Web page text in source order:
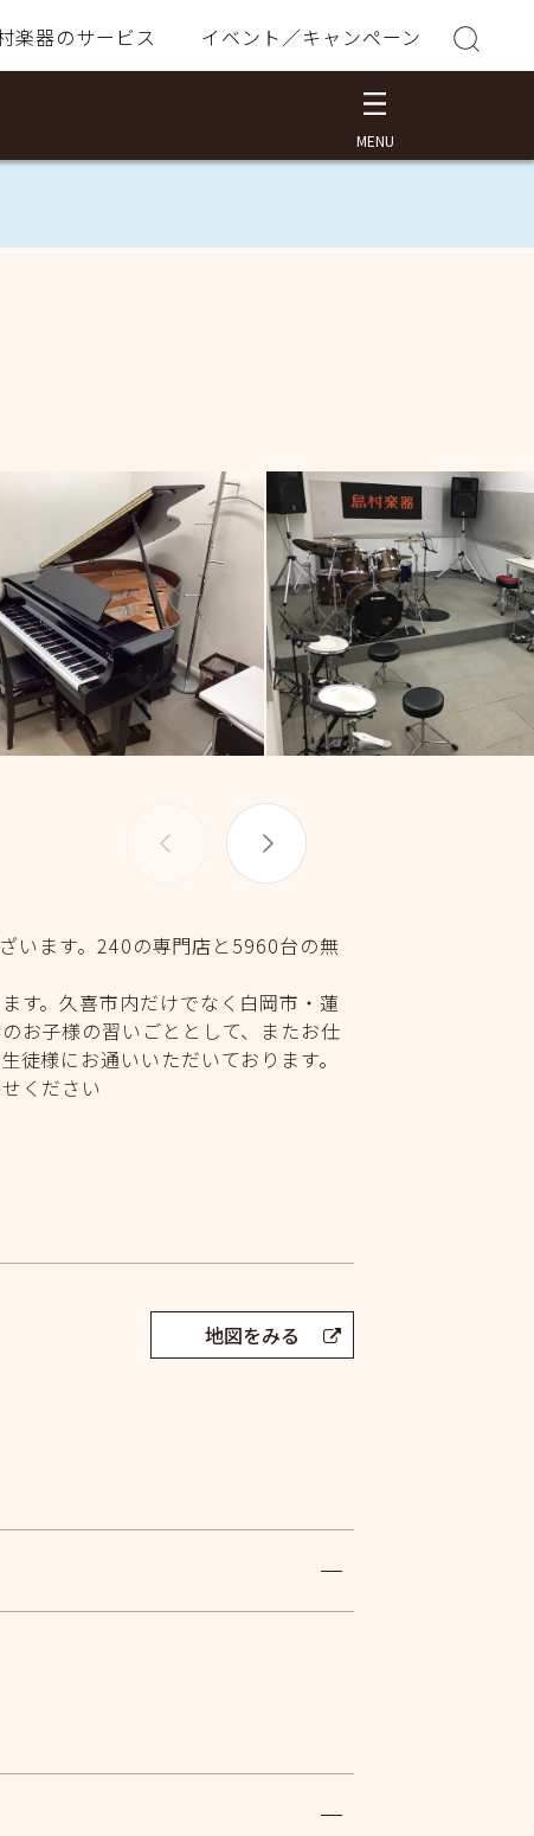
楽器のサービス イベント／キャンペーン
います。240の専門店と5960台の無
す。久喜市内だけでなく白岡市・蓮
お子様の習いごととして、またお仕
様にお通いいただいております。
ください
地図をみる